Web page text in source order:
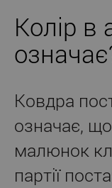
Колір в
Ковдра
означає, що
малюнок
партії